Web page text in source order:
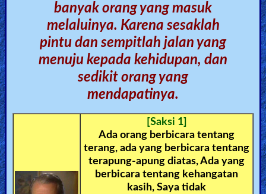
Bible
Videos
banyak orang yang masuk
melaluinya. Karena sesaklah
pintu dan sempitlah jalan yang
menuju kepada kehidupan, dan
sedikit orang yang
mendapatinya.
[Saksi 1]
Ada orang berbicara tentang
terang, ada yang berbicara tentang
terapung-apung diatas, Ada yang
berbicara tentang kehangatan
kasih, Saya tidak